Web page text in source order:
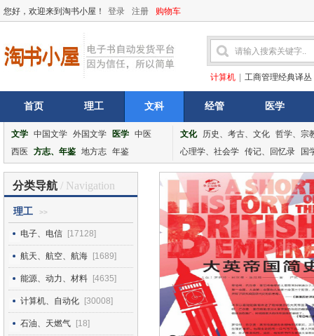
您好，欢迎来到淘书小屋！ 登录 注册 购物车
计算机 工商管理经典译丛
首页 理工 文科 经管 医学
文学 中国文学 外国文学 医学 中医
西医
方志、年鉴 地方志 年鉴
文化 历史、考古、文化 哲学、宗
心理学、社会学 传记、回忆录 国
分类导航 / Navigation
理工 >>
电子、电信 [17128]
航天、航空、航海 [1689]
能源、动力、材料 [4635]
计算机、自动化 [30008]
石油、天燃气 [18]